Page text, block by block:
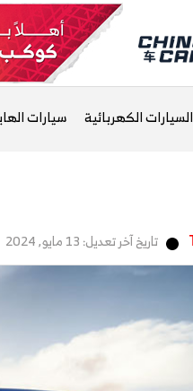
السيارات الكهربائية سيارات
تاريخ آخر تعديل: 13 مايو, 2024